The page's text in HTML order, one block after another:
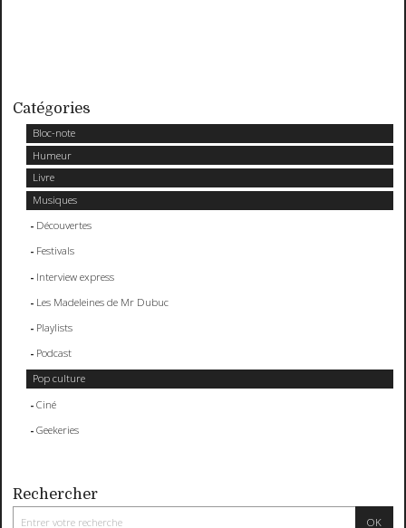
Catégories
Bloc-note
Humeur
Livre
Musiques
Découvertes
Festivals
Interview express
Les Madeleines de Mr Dubuc
Playlists
Podcast
Pop culture
Ciné
Geekeries
Rechercher